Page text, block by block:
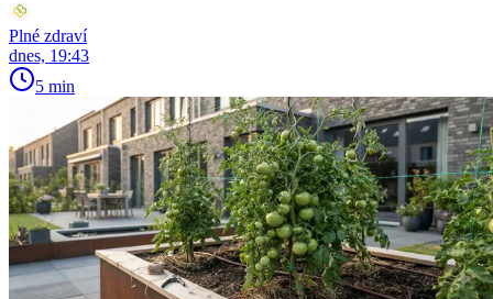
Plné zdraví
dnes, 19:43
5 min